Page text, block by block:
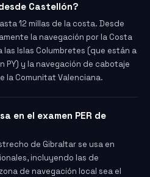
Castellón?
12 millas de la costa. Desde
la navegación por la Costa
las Islas Columbretes (que están a
PY) y la navegación de cabotaje
la Comunitat Valenciana.
en el examen PER de
de Gibraltar se usa en
incluyendo las de
de navegación local sea el